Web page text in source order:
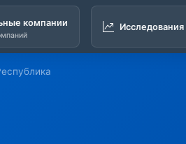
компании Исследования